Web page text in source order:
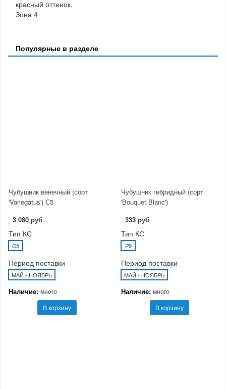
красный оттенок.
Зона 4
Популярные в разделе
Чубушник венечный (сорт
'Variegatus') С5
3 080 руб
Тип КС
C5
Период поставки
МАЙ - НОЯБРЬ
Наличие: много
В корзину
Чубушник гибридный (сорт
'Bouquet Blanc')
333 руб
Тип КС
P9
Период поставки
МАЙ - НОЯБРЬ
Наличие: много
В корзину